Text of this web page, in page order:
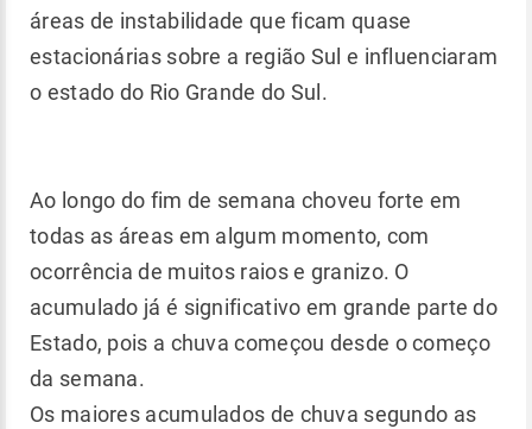
áreas de instabilidade que ficam quase
estacionárias sobre a região Sul e influenciaram
o estado do Rio Grande do Sul.
Ao longo do fim de semana choveu forte em
todas as áreas em algum momento, com
ocorrência de muitos raios e granizo. O
acumulado já é significativo em grande parte do
Estado, pois a chuva começou desde o começo
da semana.
Os maiores acumulados de chuva segundo as